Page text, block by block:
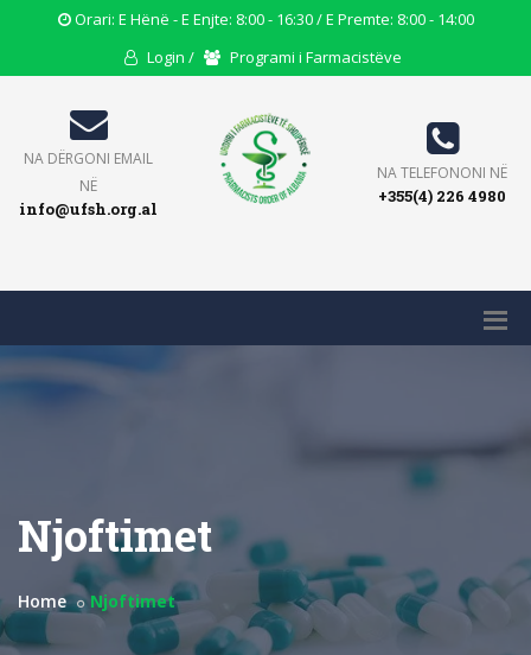
Opening
Orari: E Hënë - E Enjte: 8:00 - 16:30 / E Premte: 8:00 - 14:00
User
Login /
Users
Programi i Farmacistëve
Email
NA DËRGONI EMAIL
NË
info@ufsh.org.al
Phone
Icon
NA TELEFONONI NË
+355(4) 226 4980
Njoftimet
Home Njoftimet